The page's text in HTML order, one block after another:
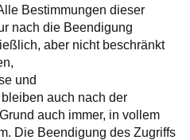
Bestimmungen dieser
nach die Beendigung
aber nicht beschränkt
und
auch nach der
auch immer, in vollem
Die Beendigung des Zugriffs